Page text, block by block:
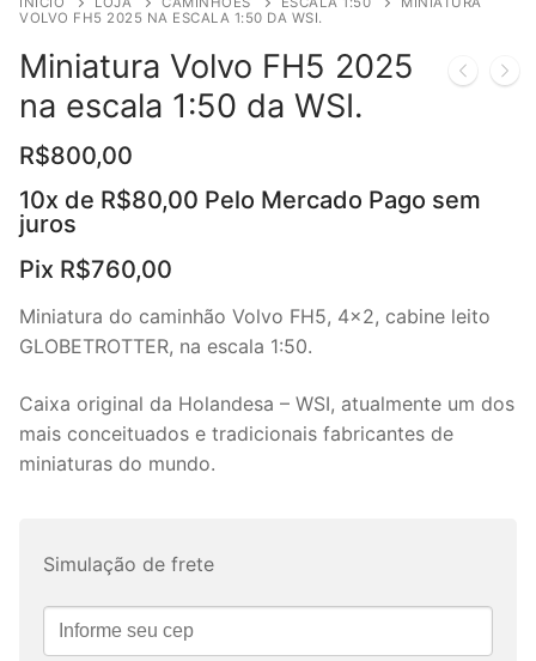
VOLVO FH5 2025 NA ESCALA 1:50 DA WSI.
Miniatura Volvo FH5 2025
na escala 1:50 da WSI.
R$800,00
10x de R$80,00 Pelo Mercado Pago sem
juros
Pix R$760,00
Miniatura do caminhão Volvo FH5, 4×2, cabine leito
GLOBETROTTER, na escala 1:50.
Caixa original da Holandesa – WSI, atualmente um dos
mais conceituados e tradicionais fabricantes de
miniaturas do mundo.
Simulação de frete